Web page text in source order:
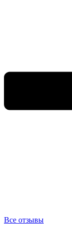
Все отзывы